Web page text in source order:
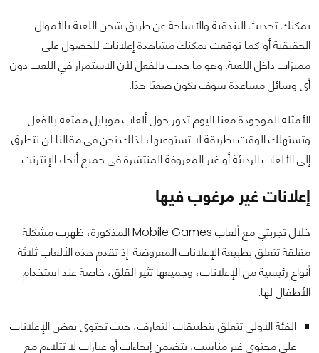
يمكنك تحديث البندقية والأسلحة عن طريق شحن اللعبة بالأموال
الحقيقية أو كما توقعت يمكنك مشاهدة إعلانات للحصول على
مميزات داخل اللعبة. وهو ما حدث بالفعل لأن الاستمرار في اللعب دون
أي وسائل مساعدة سوف يكون صعبًا جدًا.
الأمثلة الموجودة معنا اليوم تدور حول ألعاب موبايل ممتعة بالفعل
وتستهلك الوقت بطريقة لا تستوعبها، لذلك نحن في مقالنا لن نتطرق
إلى الألعاب الرديئة أو غير المعروفة المنتشرة في جميع أنحاء الإنترنت.
إعلانات غير مرغوب فيها
خلال تجربتي مع ألعاب Mobile Games المذكورة، ظهرت مشكلة
مقلقة تتعلق بطبيعة الإعلانات المعروضة. إذ تقدم هذه الألعاب ثلاثة
أنواع رئيسية من الإعلانات، وجميعها تثير القلق، خاصة عند استخدام
الأطفال لها.
الفئة الأولى تتعلق بتطبيقات التعارف، حيث تحتوي بعض الإعلانات
على محتوى غير مناسب، يتضمن إيحاءات أو عبارات لا تتلاءم مع